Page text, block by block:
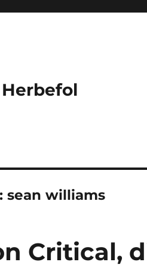
sean williams
Critical,